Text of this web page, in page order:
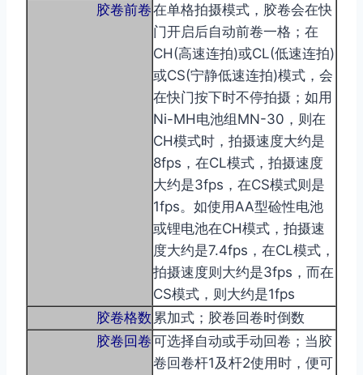
胶卷前卷在单格拍摄模式，胶卷会在快
门开启后自动前卷一格；在
CH(高速连拍)或CL(低速连拍)
或CS(宁静低速连拍)模式，会
在快门按下时不停拍摄；如用
Ni-MH电池组MN-30，则在
CH模式时，拍摄速度大约是
8fps，在CL模式，拍摄速度
大约是3fps，在CS模式则是
1fps。如使用AA型硷性电池
或锂电池在CH模式，拍摄速
度大约是7.4fps，在CL模式，
拍摄速度则大约是3fps，而在
CS模式，则大约是1fps
胶卷格数 累加式；胶卷回卷时倒数
胶卷回卷可选择自动或手动回卷；当胶
卷回卷杆1及杆2使用时，便可